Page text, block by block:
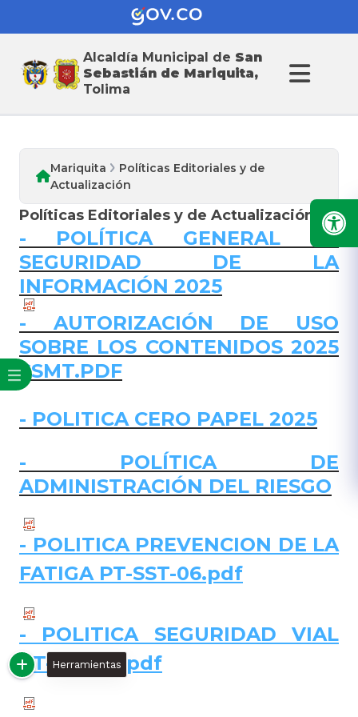
Alcaldía Municipal de San
Sebastián de Mariquita,
Tolima
Sebastián de Mariquita
Mariquita
Políticas Editoriales y de
Actualización
Políticas Editoriales y de Actualización
​- POLÍTICA GENERAL DE
SEGURIDAD DE LA
INFORMACIÓN 2025
- AUTORIZACIÓN DE USO
SOBRE LOS CONTENIDOS 2025
SSMT.PDF
- POLITICA CERO PAPEL 2025
- POLÍTICA DE
ADMINISTRACIÓN DEL RIESGO
- POLITICA PREVENCION DE LA
FATIGA PT-SST-06.pdf
- POLITICA SEGURIDAD VIAL
PT-SST-05.pdf
Herramientas